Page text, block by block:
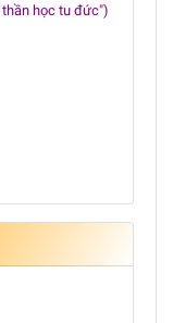
học tu đức")